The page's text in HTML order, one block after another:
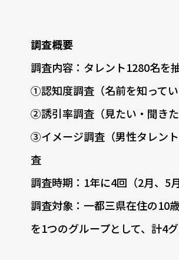
調査概要
調査内容：タレント1280名を
①認知度調査（名前を知ってい
②誘引率調査（見たい・聞きた
③イメージ調査（男性タレン
査
調査時期：1年に4回（2月、5
調査対象：一都三県在住の10
を1つのグループとして、計4